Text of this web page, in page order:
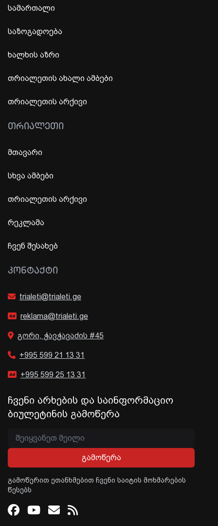
სამართალი
საზოგადოება
ხალხის აზრი
თრიალეთის ახალი ამბები
თრიალეთის არქივი
ᲗᲠᲘᲐᲚᲔᲗᲘ
მთავარი
სხვა ამბები
თრიალეთის არქივი
რეკლამა
ჩვენ შესახებ
ᲙᲝᲜᲢᲐᲥᲢᲘ
trialeti@trialeti.ge
reklama@trialeti.ge
გორი, ჭავჭავაძის #45
+995 599 21 13 31
+995 599 25 13 31
ჩვენი არხების და საინფორმაციო
ბიულეტინის გამოწერა
გამოწერა
გამოწერით ეთანხმებით ჩვენი საიტის მოხმარების
წესებს
Facebook
Youtube
Email
RSS